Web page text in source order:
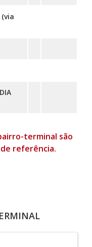
(via
terminal são
referência.